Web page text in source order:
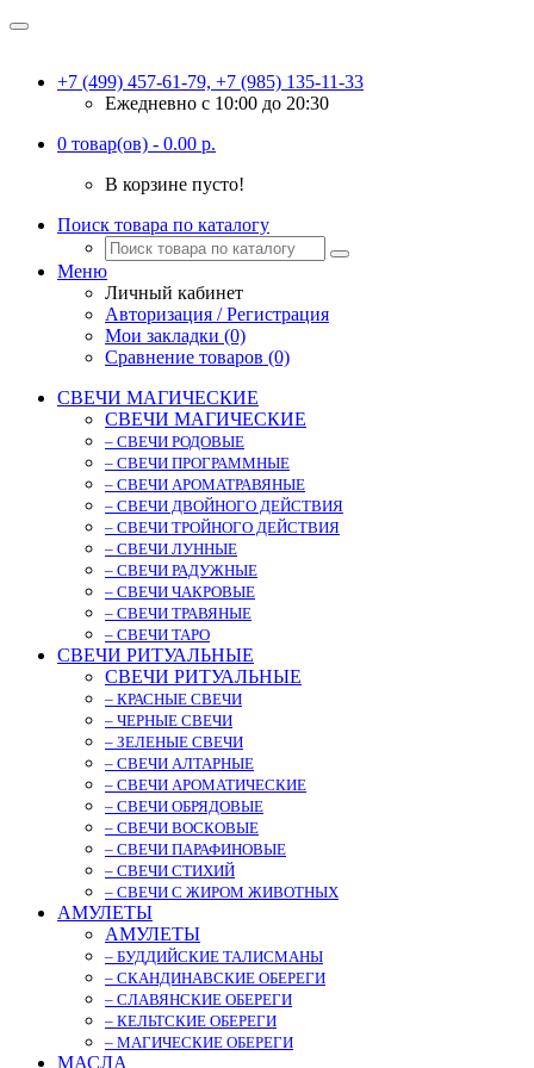
+7 (499) 457-61-79, +7 (985) 135-11-33
Ежедневно c 10:00 до 20:30
0 товар(ов) - 0.00 р.
В корзине пусто!
Поиск товара по каталогу
Меню
Личный кабинет
Авторизация / Регистрация
Мои закладки (0)
Сравнение товаров (0)
СВЕЧИ МАГИЧЕСКИЕ
СВЕЧИ МАГИЧЕСКИЕ
– СВЕЧИ РОДОВЫЕ
– СВЕЧИ ПРОГРАММНЫЕ
– СВЕЧИ АРОМАТРАВЯНЫЕ
– СВЕЧИ ДВОЙНОГО ДЕЙСТВИЯ
– СВЕЧИ ТРОЙНОГО ДЕЙСТВИЯ
– СВЕЧИ ЛУННЫЕ
– СВЕЧИ РАДУЖНЫЕ
– СВЕЧИ ЧАКРОВЫЕ
– СВЕЧИ ТРАВЯНЫЕ
– СВЕЧИ ТАРО
СВЕЧИ РИТУАЛЬНЫЕ
СВЕЧИ РИТУАЛЬНЫЕ
– КРАСНЫЕ СВЕЧИ
– ЧЕРНЫЕ СВЕЧИ
– ЗЕЛЕНЫЕ СВЕЧИ
– СВЕЧИ АЛТАРНЫЕ
– СВЕЧИ АРОМАТИЧЕСКИЕ
– СВЕЧИ ОБРЯДОВЫЕ
– СВЕЧИ ВОСКОВЫЕ
– СВЕЧИ ПАРАФИНОВЫЕ
– СВЕЧИ СТИХИЙ
– СВЕЧИ С ЖИРОМ ЖИВОТНЫХ
АМУЛЕТЫ
АМУЛЕТЫ
– БУДДИЙСКИЕ ТАЛИСМАНЫ
– СКАНДИНАВСКИЕ ОБЕРЕГИ
– СЛАВЯНСКИЕ ОБЕРЕГИ
– КЕЛЬТСКИЕ ОБЕРЕГИ
– МАГИЧЕСКИЕ ОБЕРЕГИ
МАСЛА